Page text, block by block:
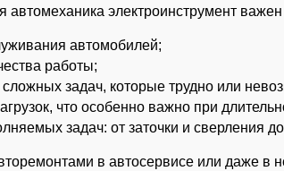
автомеханика электроинструмент
автомобилей;
работы;
задач, которые трудно или
что особенно важно при
задач: от заточки и сверления
в автосервисе или даже в